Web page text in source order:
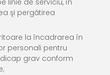
linie de serviciu, în
şi pergătirea
la încadrarea în
personali pentru
grav conform